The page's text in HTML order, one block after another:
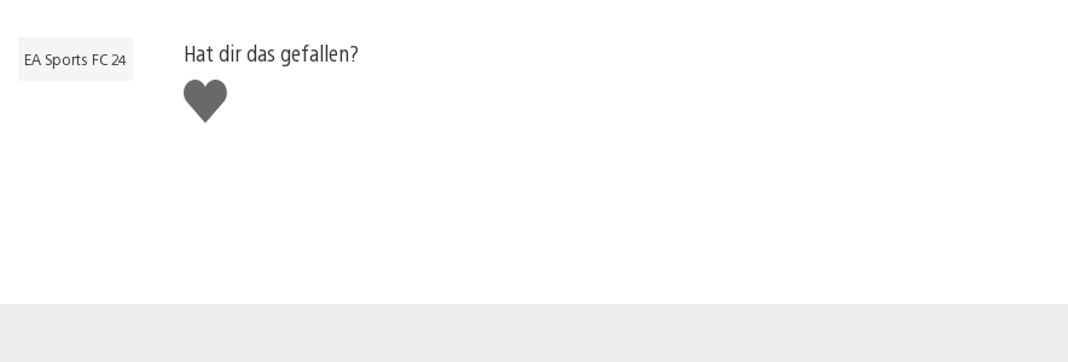
EA Sports FC 24
Hat dir das gefallen?
Gefällt
mir